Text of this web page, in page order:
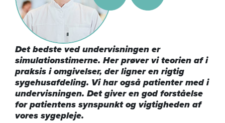
Det bedste ved undervisningen er
simulationstimerne. Her prøver vi teorien af i
praksis i omgivelser, der ligner en rigtig
sygehusafdeling. Vi har også patienter med i
undervisningen. Det giver en god forståelse
for patientens synspunkt og vigtigheden af
vores sygepleje.